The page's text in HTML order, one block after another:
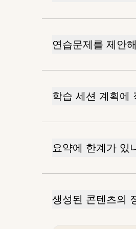
연습문제를 제안
학습 세션 계획에
요약에 한계가 있
생성된 콘텐츠의